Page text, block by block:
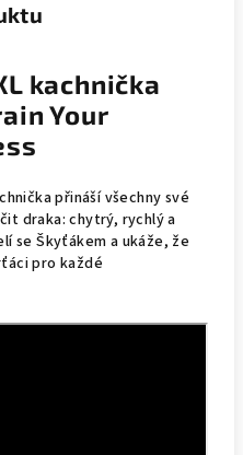
kachnička
Your
přináší všechny své
draka: chytrý, rychlý a
se Škyťákem a ukáže, že
pro každé